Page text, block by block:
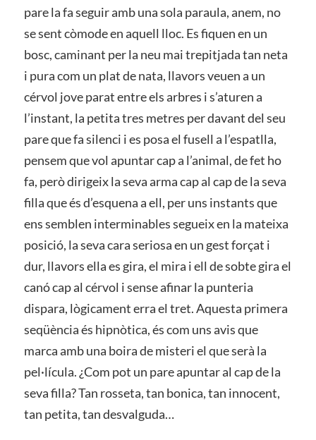
pare la fa seguir amb una sola paraula, anem, no
se sent còmode en aquell lloc. Es fiquen en un
bosc, caminant per la neu mai trepitjada tan neta
i pura com un plat de nata, llavors veuen a un
cérvol jove parat entre els arbres i s’aturen a
l’instant, la petita tres metres per davant del seu
pare que fa silenci i es posa el fusell a l’espatlla,
pensem que vol apuntar cap a l’animal, de fet ho
fa, però dirigeix la seva arma cap al cap de la seva
filla que és d’esquena a ell, per uns instants que
ens semblen interminables segueix en la mateixa
posició, la seva cara seriosa en un gest forçat i
dur, llavors ella es gira, el mira i ell de sobte gira el
canó cap al cérvol i sense afinar la punteria
dispara, lògicament erra el tret. Aquesta primera
seqüència és hipnòtica, és com uns avis que
marca amb una boira de misteri el que serà la
pel·lícula. ¿Com pot un pare apuntar al cap de la
seva filla? Tan rosseta, tan bonica, tan innocent,
tan petita, tan desvalguda…